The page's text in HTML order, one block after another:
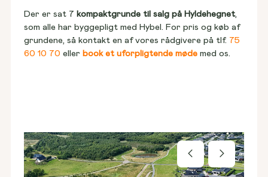
Der er sat 7 kompaktgrunde til salg på Hyldehegnet,
som alle har byggepligt med Hybel. For pris og køb af
grundene, så kontakt en af vores rådgivere på tlf. 75
60 10 70 eller book et uforpligtende møde med os.